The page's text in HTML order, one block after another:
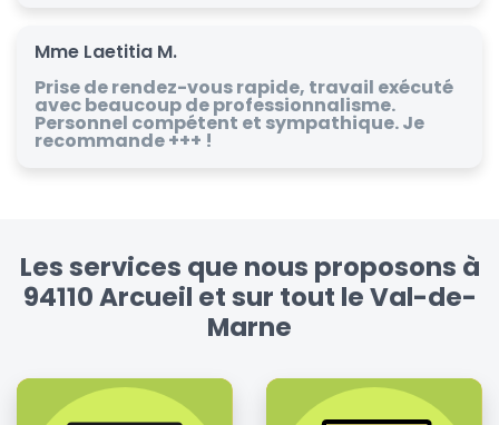
Mme Laetitia M.
Prise de rendez-vous rapide, travail exécuté
avec beaucoup de professionnalisme.
Personnel compétent et sympathique. Je
recommande +++ !
Les services que nous proposons à
94110 Arcueil et sur tout le Val-de-
Marne